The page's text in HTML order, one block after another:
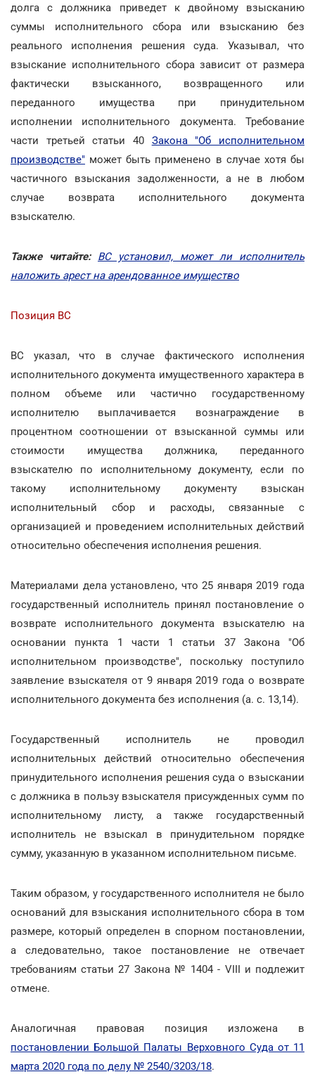
долга с должника приведет к двойному взысканию
суммы исполнительного сбора или взысканию без
реального исполнения решения суда. Указывал, что
взыскание исполнительного сбора зависит от размера
фактически взысканного, возвращенного или
переданного имущества при принудительном
исполнении исполнительного документа. Требование
части третьей статьи 40 Закона "Об исполнительном
производстве" может быть применено в случае хотя бы
частичного взыскания задолженности, а не в любом
случае возврата исполнительного документа
взыскателю.
Также читайте:
ВС установил, может ли исполнитель
наложить арест на арендованное имущество
Позиция ВС
ВС указал, что в случае фактического исполнения
исполнительного документа имущественного характера в
полном объеме или частично государственному
исполнителю выплачивается вознаграждение в
процентном соотношении от взысканной суммы или
стоимости имущества должника, переданного
взыскателю по исполнительному документу, если по
такому исполнительному документу взыскан
исполнительный сбор и расходы, связанные с
организацией и проведением исполнительных действий
относительно обеспечения исполнения решения.
Материалами дела установлено, что 25 января 2019 года
государственный исполнитель принял постановление о
возврате исполнительного документа взыскателю на
основании пункта 1 части 1 статьи 37 Закона "Об
исполнительном производстве", поскольку поступило
заявление взыскателя от 9 января 2019 года о возврате
исполнительного документа без исполнения (а. с. 13,14).
Государственный исполнитель не проводил
исполнительных действий относительно обеспечения
принудительного исполнения решения суда о взыскании
с должника в пользу взыскателя присужденных сумм по
исполнительному листу, а также государственный
исполнитель не взыскал в принудительном порядке
сумму, указанную в указанном исполнительном письме.
Таким образом, у государственного исполнителя не было
оснований для взыскания исполнительного сбора в том
размере, который определен в спорном постановлении,
а следовательно, такое постановление не отвечает
требованиям статьи 27 Закона № 1404 - VIII и подлежит
отмене.
Аналогичная правовая позиция изложена в
постановлении Большой Палаты Верховного Суда от 11
марта 2020 года по делу № 2540/3203/18.